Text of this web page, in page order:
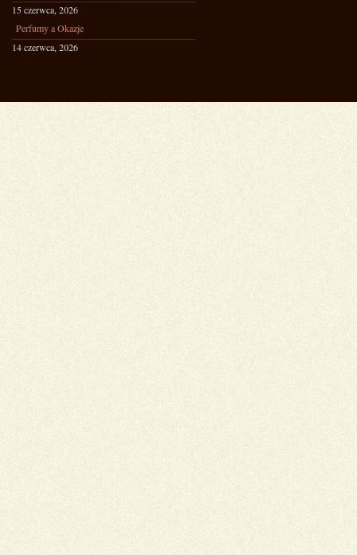
15 czerwca, 2026
Perfumy a Okazje
14 czerwca, 2026